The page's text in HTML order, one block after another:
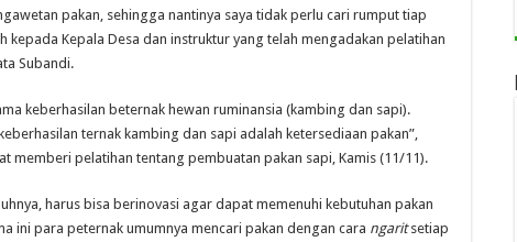
pakan, sehingga nantinya saya tidak perlu cari rumput tiap
kepada Kepala Desa dan instruktur yang telah mengadakan pelatihan
Subandi.
keberhasilan beternak hewan ruminansia (kambing dan sapi).
ternak kambing dan sapi adalah ketersediaan pakan”,
memberi pelatihan tentang pembuatan pakan sapi, Kamis (11/11).
harus bisa berinovasi agar dapat memenuhi kebutuhan pakan
ini para peternak umumnya mencari pakan dengan cara ngaritsetiap